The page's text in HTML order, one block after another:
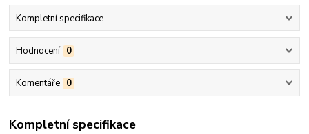
Kompletní specifikace
Hodnocení 0
Komentáře 0
Kompletní specifikace